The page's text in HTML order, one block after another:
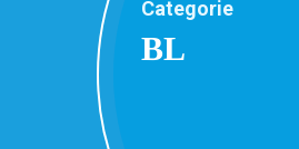
Categorie
BL